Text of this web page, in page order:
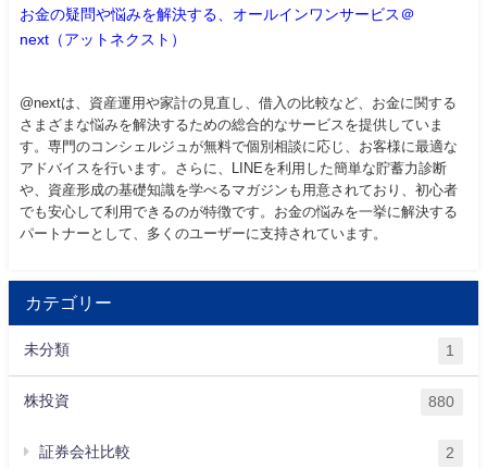
お金の疑問や悩みを解決する、オールインワンサービス＠
next（アットネクスト）
@nextは、資産運用や家計の見直し、借入の比較など、お金に関する
さまざまな悩みを解決するための総合的なサービスを提供していま
す。専門のコンシェルジュが無料で個別相談に応じ、お客様に最適な
アドバイスを行います。さらに、LINEを利用した簡単な貯蓄力診断
や、資産形成の基礎知識を学べるマガジンも用意されており、初心者
でも安心して利用できるのが特徴です。お金の悩みを一挙に解決する
パートナーとして、多くのユーザーに支持されています。
カテゴリー
未分類 1
株投資 880
証券会社比較 2